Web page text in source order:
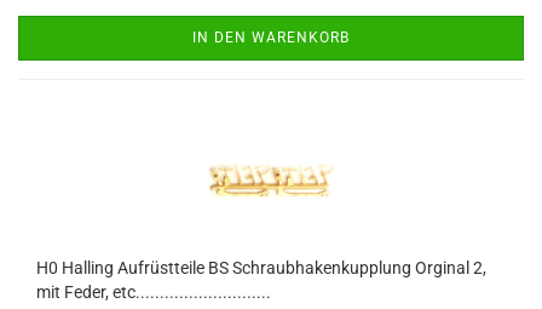
IN DEN WARENKORB
H0 Halling Aufrüstteile BS Schraubhakenkupplung Orginal 2,
mit Feder, etc............................